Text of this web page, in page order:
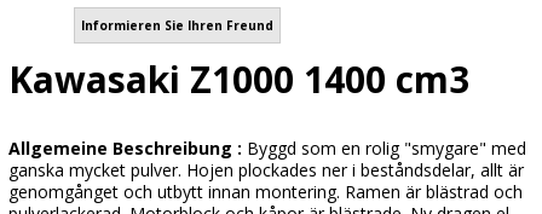
Informieren Sie Ihren Freund
Kawasaki Z1000 1400 cm3
Allgemeine Beschreibung : Byggd som en rolig "smygare" med
ganska mycket pulver. Hojen plockades ner i beståndsdelar, allt är
genomgånget och utbytt innan montering. Ramen är blästrad och